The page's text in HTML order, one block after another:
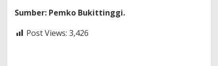
Sumber: Pemko Bukittinggi.
Post Views: 3,426